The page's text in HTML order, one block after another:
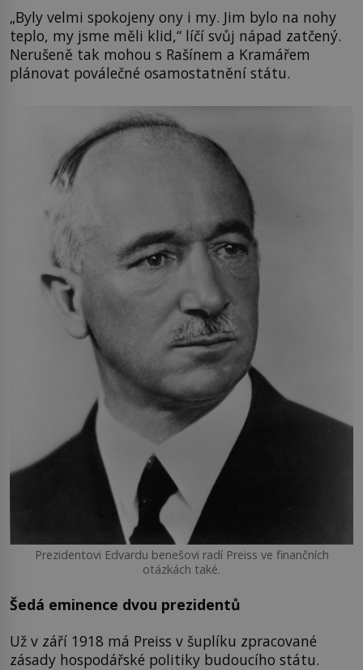
„Byly velmi spokojeny ony i my. Jim bylo na nohy
teplo, my jsme měli klid,“ líčí svůj nápad zatčený.
Nerušeně tak mohou s Rašínem a Kramářem
plánovat poválečné osamostatnění státu.
Prezidentovi Edvardu benešovi radí Preiss ve finančních
otázkách také.
Šedá eminence dvou prezidentů
Už v září 1918 má Preiss v šuplíku zpracované
zásady hospodářské politiky budoucího státu.